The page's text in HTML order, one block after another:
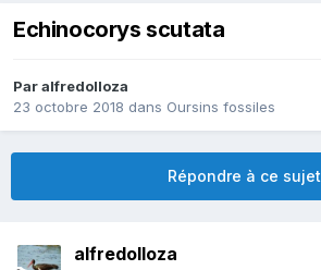
Echinocorys scutata
Paralfredolloza
23 octobre 2018 dans Oursins fossiles
Répondre à ce sujet
alfredolloza